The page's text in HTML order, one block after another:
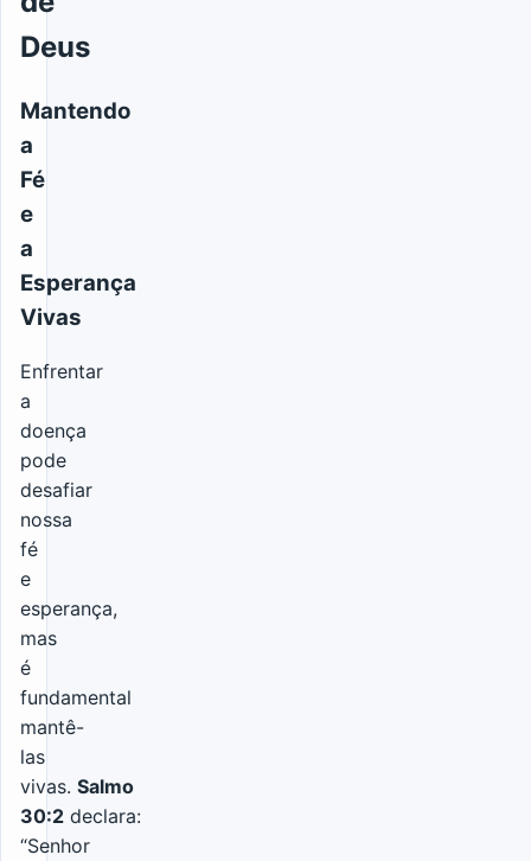
Deus
Mantendo
a
Fé
e
a
Esperança
Vivas
Enfrentar
a
doença
pode
desafiar
nossa
fé
e
esperança,
mas
é
fundamental
mantê-
las
vivas. Salmo
30:2 declara:
“Senhor